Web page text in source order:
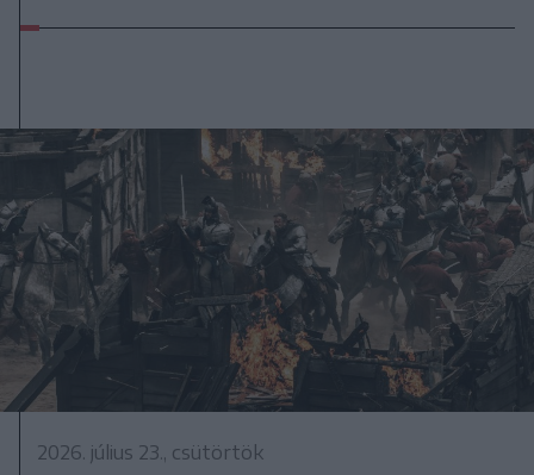
2026. július 23., csütörtök